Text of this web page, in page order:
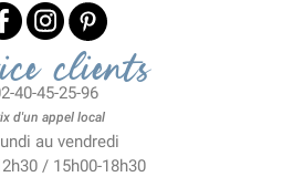
clients
40-45-25-96
d'un appel local
au vendredi
/ 15h00-18h30